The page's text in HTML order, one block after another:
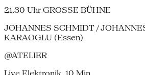
21.30 Uhr GROSSE BÜHNE
JOHANNES SCHMIDT /
KARAOGLU (Essen)
@ATELIER